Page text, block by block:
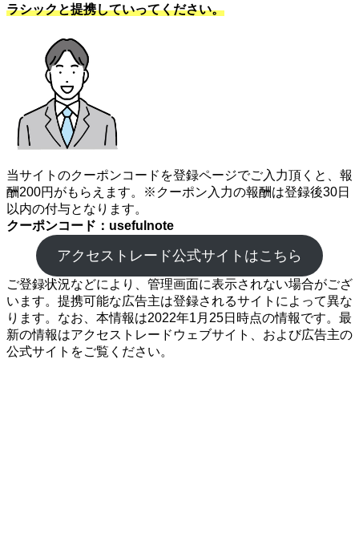
ラシックと提携していってください。
当サイトのクーポンコードを登録ページでご入力頂くと、報
酬200円がもらえます。※クーポン入力の報酬は登録後30日
以内の付与となります。
クーポンコード：usefulnote
アクセストレード公式サイトはこちら
ご登録状況などにより、管理画面に表示されない場合がござ
います。提携可能な広告主は登録されるサイトによって異な
ります。なお、本情報は2022年1月25日時点の情報です。最
新の情報はアクセストレードウェブサイト、および広告主の
公式サイトをご覧ください。